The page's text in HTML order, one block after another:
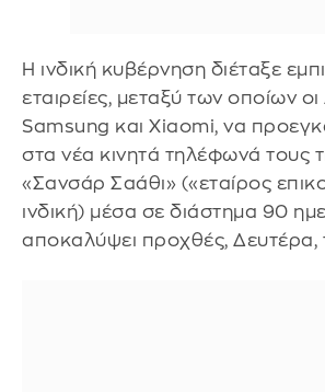
Η ινδική κυβέρνηση διέταξε
εταιρείες, μεταξύ των οποίων
Samsung και Xiaomi, να
στα νέα κινητά τηλέφωνά τους
«Σανσάρ Σαάθι» («εταίρος
ινδική) μέσα σε διάστημα 90
αποκαλύψει προχθές, Δευτέρα,